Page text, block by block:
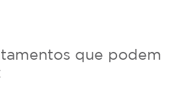
que podem